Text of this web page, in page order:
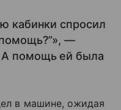
кабинки спросил
—
А помощь ей была
в машине, ожидая